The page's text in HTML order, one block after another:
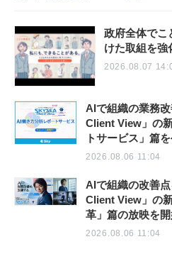
政府全体でこ
けた取組を強
2026.08.07
AIで組織の業務
Client View」の
トサービス」篇
2026.08.06 11:04
AIで組織の改善
Client View」の
革」篇の放映を
2026.08.06 11:04